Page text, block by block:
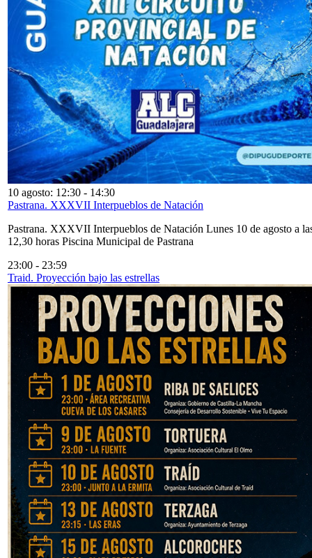
10 agosto: 12:30 - 14:30
Pastrana. XXXVII Interpueblos de Natación
Pastrana. XXXVII Interpueblos de Natación Lunes 10 de agosto a
12,30 horas Piscina Municipal de Pastrana
23:00 - 23:59
Traid. Proyección bajo las estrellas